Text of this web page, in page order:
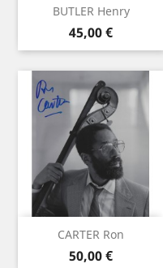
BUTLER Henry
Prix
45,00 €
CARTER Ron
Prix
50,00 €